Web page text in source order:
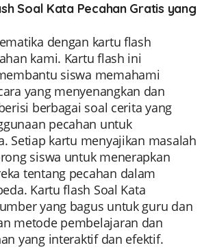
Soal Kata Pecahan Gratis yang
dengan kartu flash
kami. Kartu flash ini
siswa memahami
yang menyenangkan dan
berbagai soal cerita yang
pecahan untuk
Setiap kartu menyajikan masalah
siswa untuk menerapkan
tentang pecahan dalam
Kartu flash Soal Kata
yang bagus untuk guru dan
metode pembelajaran dan
yang interaktif dan efektif.